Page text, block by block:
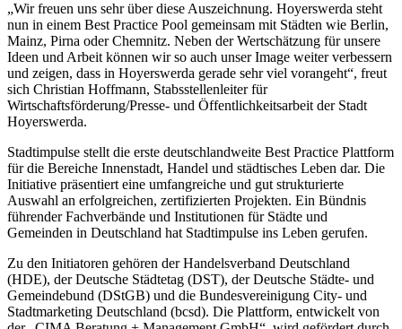
„Wir freuen uns sehr über diese Auszeichnung. Hoyerswerda steht
nun in einem Best Practice Pool gemeinsam mit Städten wie Berlin,
Mainz, Pirna oder Chemnitz. Neben der Wertschätzung für unsere
Ideen und Arbeit können wir so auch unser Image weiter verbessern
und zeigen, dass in Hoyerswerda gerade sehr viel vorangeht“, freut
sich Christian Hoffmann, Stabsstellenleiter für
Wirtschaftsförderung/Presse- und Öffentlichkeitsarbeit der Stadt
Hoyerswerda.
Stadtimpulse stellt die erste deutschlandweite Best Practice Plattform
für die Bereiche Innenstadt, Handel und städtisches Leben dar. Die
Initiative präsentiert eine umfangreiche und gut strukturierte
Auswahl an erfolgreichen, zertifizierten Projekten. Ein Bündnis
führender Fachverbände und Institutionen für Städte und
Gemeinden in Deutschland hat Stadtimpulse ins Leben gerufen.
Zu den Initiatoren gehören der Handelsverband Deutschland
(HDE), der Deutsche Städtetag (DST), der Deutsche Städte- und
Gemeindebund (DStGB) und die Bundesvereinigung City- und
Stadtmarketing Deutschland (bcsd). Die Plattform, entwickelt von